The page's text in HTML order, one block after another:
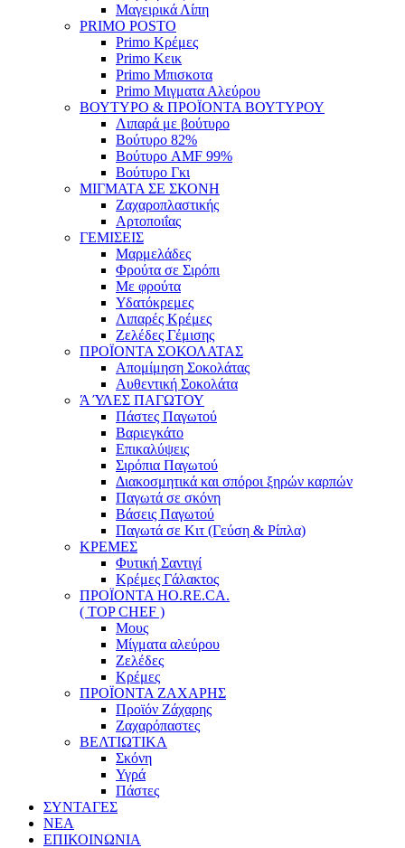
Μαγειρικά Λίπη
PRIMO POSTO
Primo Κρέμες
Primo Κεικ
Primo Μπισκοτα
Primo Μιγματα Αλεύρου
ΒΟΥΤΥΡΟ & ΠΡΟΪΟΝΤΑ ΒΟΥΤΥΡΟΥ
Λιπαρά με βούτυρο
Βούτυρο 82%
Βούτυρο AMF 99%
Βούτυρο Γκι
ΜΙΓΜΑΤΑ ΣΕ ΣΚΟΝΗ
Ζαχαροπλαστικής
Αρτοποιΐας
ΓΕΜΙΣΕΙΣ
Μαρμελάδες
Φρούτα σε Σιρόπι
Με φρούτα
Υδατόκρεμες
Λιπαρές Κρέμες
Ζελέδες Γέμισης
ΠΡΟΪΟΝΤΑ ΣΟΚΟΛΑΤΑΣ
Απομίμηση Σοκολάτας
Αυθεντική Σοκολάτα
Ά ΎΛΕΣ ΠΑΓΩΤΟΥ
Πάστες Παγωτού
Βαριεγκάτο
Επικαλύψεις
Σιρόπια Παγωτού
Διακοσμητικά και σπόροι ξηρών καρπών
Παγωτά σε σκόνη
Βάσεις Παγωτού
Παγωτά σε Κιτ (Γεύση & Ρίπλα)
ΚΡΕΜΕΣ
Φυτική Σαντιγί
Κρέμες Γάλακτος
ΠΡΟΪΟΝΤΑ HO.RE.CA.
( TOP CHEF )
Μους
Μίγματα αλεύρου
Ζελέδες
Κρέμες
ΠΡΟΪΟΝΤΑ ΖΑΧΑΡΗΣ
Προϊόν Ζάχαρης
Ζαχαρόπαστες
ΒΕΛΤΙΩΤΙΚΑ
Σκόνη
Υγρά
Πάστες
ΣΥΝΤΑΓΕΣ
ΝΕΑ
ΕΠΙΚΟΙΝΩΝΙΑ